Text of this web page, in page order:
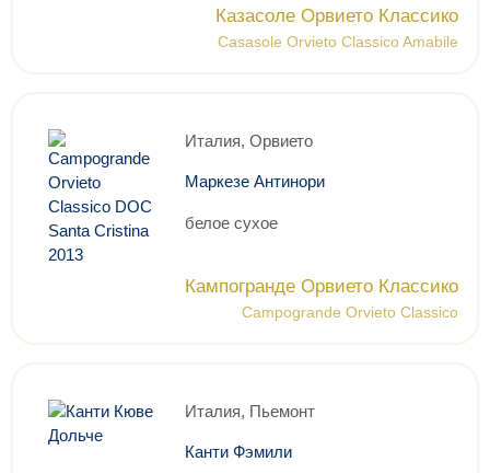
Казасоле Орвието Классико
Casasole Orvieto Classico Amabile
Италия, Орвието
Маркезе Антинори
белое сухое
Кампогранде Орвието Классико
Campogrande Orvieto Classico
Италия, Пьемонт
Канти Фэмили